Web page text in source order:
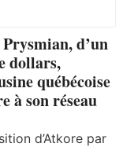
d’un
dollars,
québécoise
à son réseau
d’Atkore par